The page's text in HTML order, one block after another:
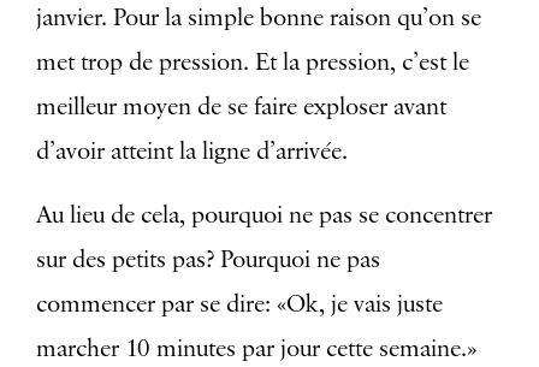
janvier. Pour la simple bonne raison qu’on se
met trop de pression. Et la pression, c’est le
meilleur moyen de se faire exploser avant
d’avoir atteint la ligne d’arrivée.
Au lieu de cela, pourquoi ne pas se concentrer
sur des petits pas? Pourquoi ne pas
commencer par se dire: «Ok, je vais juste
marcher 10 minutes par jour cette semaine.»